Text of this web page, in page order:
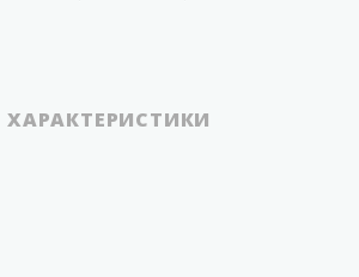
ХАРАКТЕРИСТИКИ